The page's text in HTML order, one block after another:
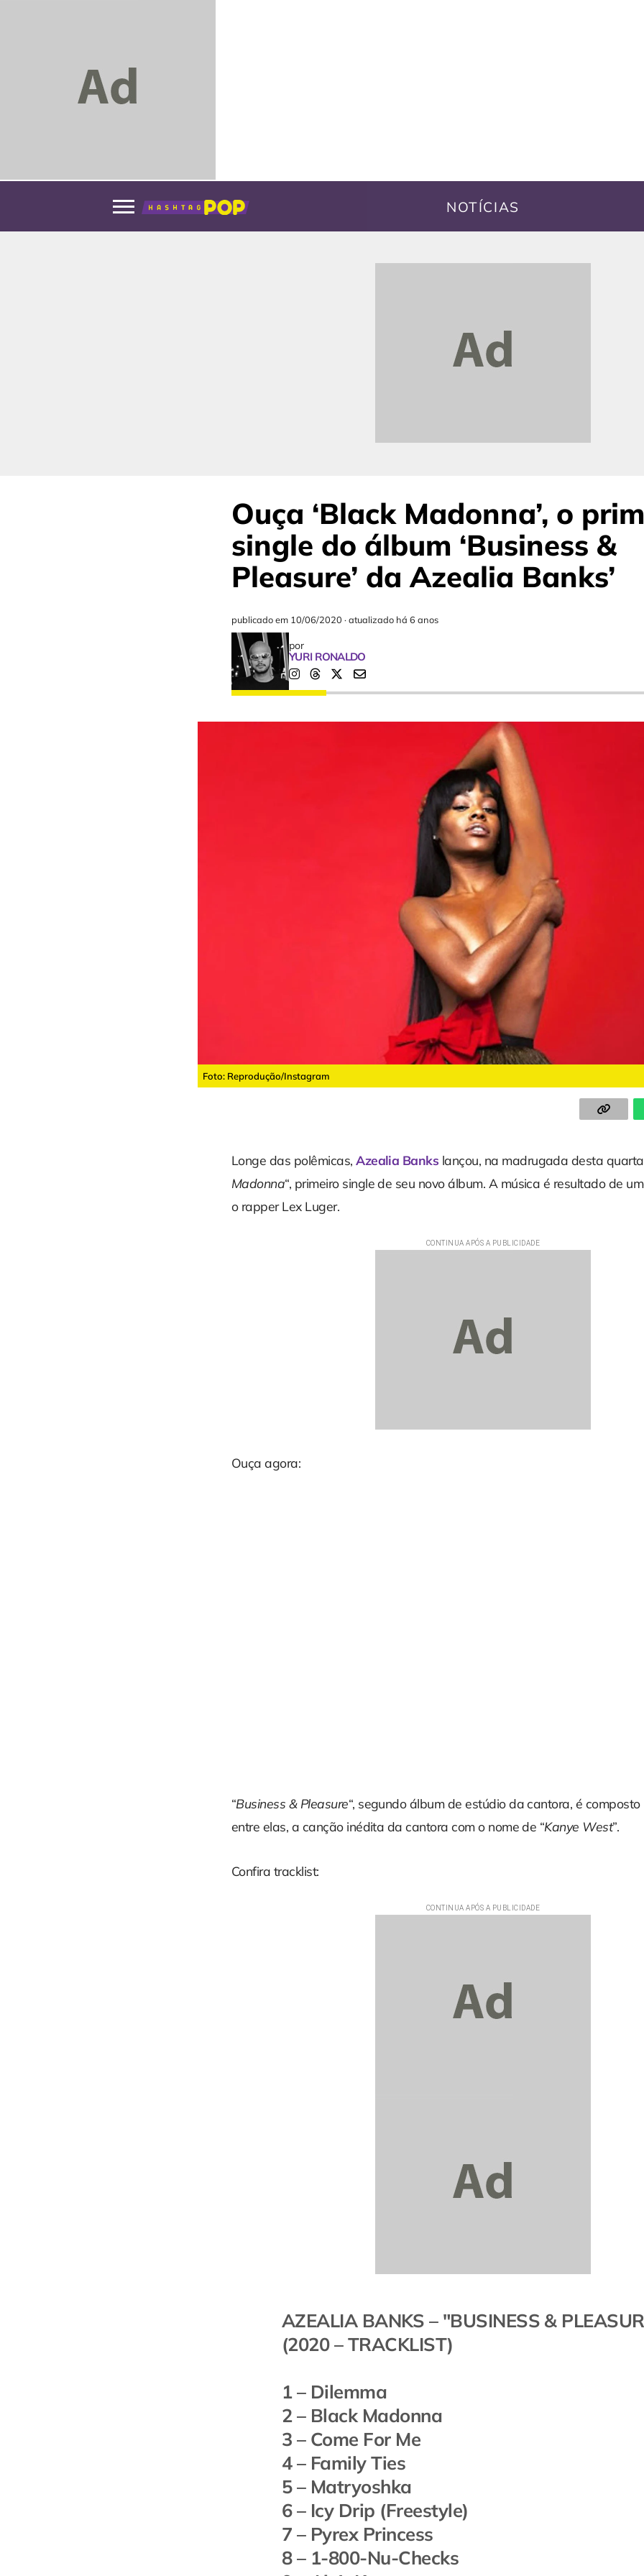
NOTÍCIAS
Ouça ‘Black Madonna’, o
single do álbum ‘Business &
Pleasure’ da Azealia Banks’
publicado em 10/06/2020 ·atualizado há 6 anos
por
YURI RONALDO
Foto: Reprodução/Instagram
Longe das polêmicas,Azealia Banks lançou, na madrugada desta
Madonna“, primeiro single de seu novo álbum. A música é resultado de
o rapper Lex Luger.
Ouça agora:
“Business & Pleasure“, segundo álbum de estúdio da cantora, é
entre elas, a canção inédita da cantora com o nome de “Kanye West”.
Confira tracklist:
AZEALIA BANKS – "BUSINESS &
(2020 – TRACKLIST)
1 – Dilemma
2 – Black Madonna
3 – Come For Me
4 – Family Ties
5 – Matryoshka
6 – Icy Drip (Freestyle)
7 – Pyrex Princess
8 – 1-800-Nu-Checks